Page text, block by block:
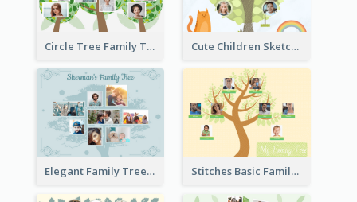
Circle Tree Family Tree Cute Children Sketch Family Tree
Elegant Family Tree Stitches Basic Family Tree